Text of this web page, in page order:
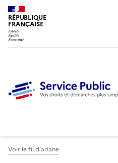
RÉPUBLIQUE
FRANÇAISE
Voir le fil d'ariane